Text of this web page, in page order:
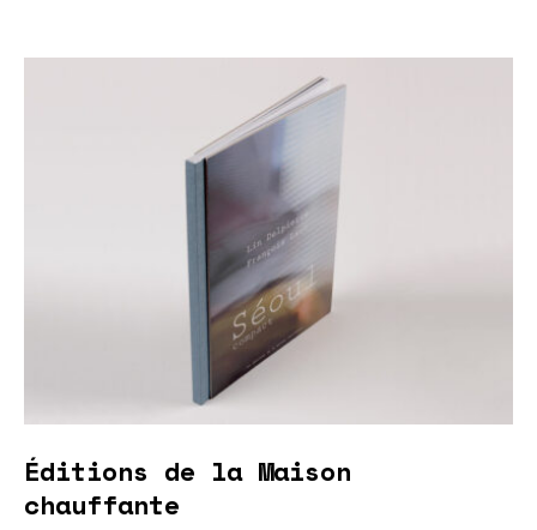
Éditions de la Maison
chauffante